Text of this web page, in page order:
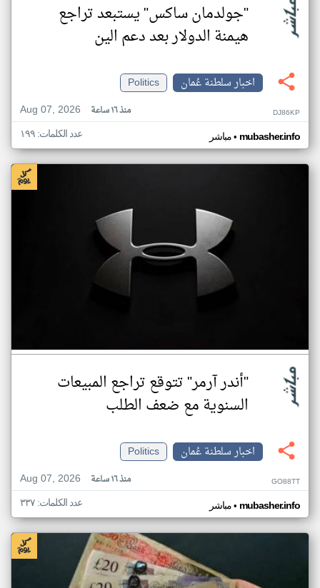
"جولدمان ساكس" يستبعد تراجع
هيمنة الدولار بعد دعم الين
اخبار سلطنة عُمان
Politics
Aug 07, 2026
منذ ١٦ ساعة DJ86KP
مباشر• mubasher.info عدد الكلمات: ١٩٩
"أندر آرمر" تتوقع تراجع المبيعات
السنوية مع ضعف الطلب
اخبار سلطنة عُمان
Politics
Aug 07, 2026
منذ ١٦ ساعة GO88TT
مباشر• mubasher.info عدد الكلمات: ٣٣٧